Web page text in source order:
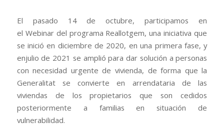
El pasado 14 de octubre, participamos en
el Webinar del programa Reallotgem, una iniciativa que
se inició en diciembre de 2020, en una primera fase, y
enjulio de 2021 se amplió para dar solución a personas
con necesidad urgente de vivienda, de forma que la
Generalitat se convierte en arrendataria de las
viviendas de los propietarios que son cedidos
posteriormente a familias en situación de
vulnerabilidad.